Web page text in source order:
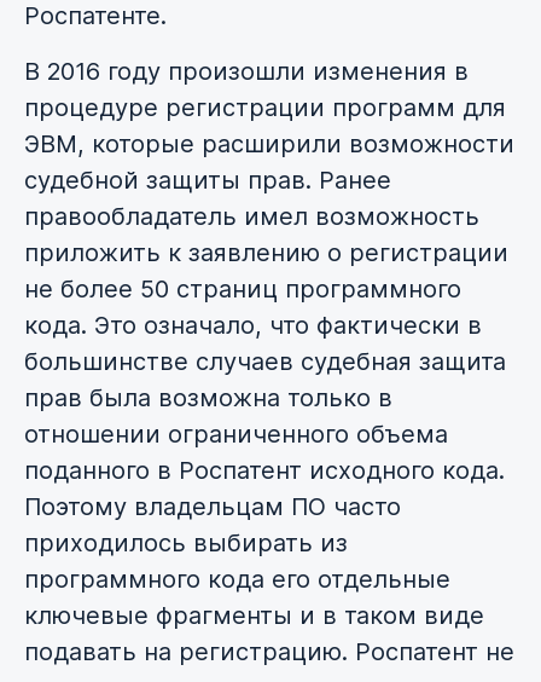
Роспатенте.
В 2016 году произошли изменения в
процедуре регистрации программ для
ЭВМ, которые расширили возможности
судебной защиты прав. Ранее
правообладатель имел возможность
приложить к заявлению о регистрации
не более 50 страниц программного
кода. Это означало, что фактически в
большинстве случаев судебная защита
прав была возможна только в
отношении ограниченного объема
поданного в Роспатент исходного кода.
Поэтому владельцам ПО часто
приходилось выбирать из
программного кода его отдельные
ключевые фрагменты и в таком виде
подавать на регистрацию. Роспатент не